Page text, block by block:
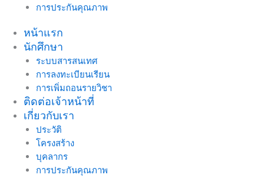
การประกันคุณภาพ
หน้าแรก
นักศึกษา
ระบบสารสนเทศ
การลงทะเบียนเรียน
การเพิ่มถอนรายวิชา
ติดต่อเจ้าหน้าที่
เกี่ยวกับเรา
ประวัติ
โครงสร้าง
บุคลากร
การประกันคุณภาพ